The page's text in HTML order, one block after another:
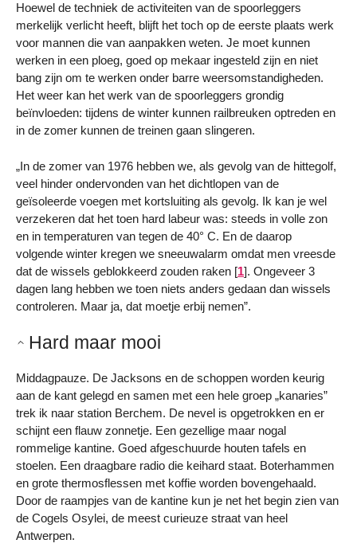
Hoewel de techniek de activiteiten van de spoorleggers
merkelijk verlicht heeft, blijft het toch op de eerste plaats werk
voor mannen die van aanpakken weten. Je moet kunnen
werken in een ploeg, goed op mekaar ingesteld zijn en niet
bang zijn om te werken onder barre weersomstandigheden.
Het weer kan het werk van de spoorleggers grondig
beïnvloeden: tijdens de winter kunnen railbreuken optreden en
in de zomer kunnen de treinen gaan slingeren.
„In de zomer van 1976 hebben we, als gevolg van de hittegolf,
veel hinder ondervonden van het dichtlopen van de
geïsoleerde voegen met kortsluiting als gevolg. Ik kan je wel
verzekeren dat het toen hard labeur was: steeds in volle zon
en in temperaturen van tegen de 40° C. En de daarop
volgende winter kregen we sneeuwalarm omdat men vreesde
dat de wissels geblokkeerd zouden raken [1]. Ongeveer 3
dagen lang hebben we toen niets anders gedaan dan wissels
controleren. Maar ja, dat moetje erbij nemen”.
Hard maar mooi
Middagpauze. De Jacksons en de schoppen worden keurig
aan de kant gelegd en samen met een hele groep „kanaries”
trek ik naar station Berchem. De nevel is opgetrokken en er
schijnt een flauw zonnetje. Een gezellige maar nogal
rommelige kantine. Goed afgeschuurde houten tafels en
stoelen. Een draagbare radio die keihard staat. Boterhammen
en grote thermosflessen met koffie worden bovengehaald.
Door de raampjes van de kantine kun je net het begin zien van
de Cogels Osylei, de meest curieuze straat van heel
Antwerpen.